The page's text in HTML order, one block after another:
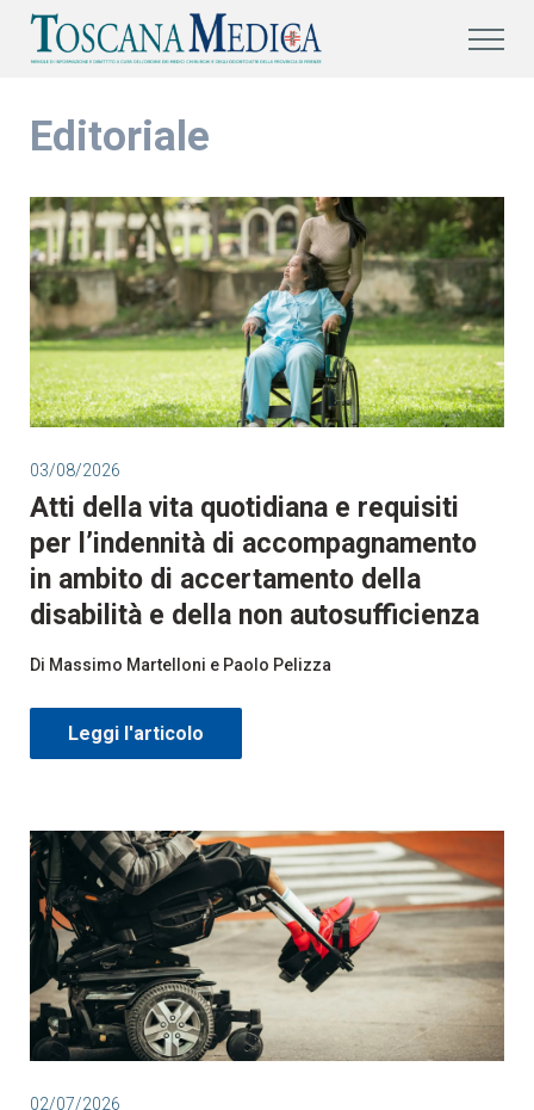
Editoriale
03/08/2026
Atti della vita quotidiana e requisiti
per l’indennità di accompagnamento
in ambito di accertamento della
disabilità e della non autosufficienza
Di Massimo Martelloni e Paolo Pelizza
Leggi l'articolo
02/07/2026